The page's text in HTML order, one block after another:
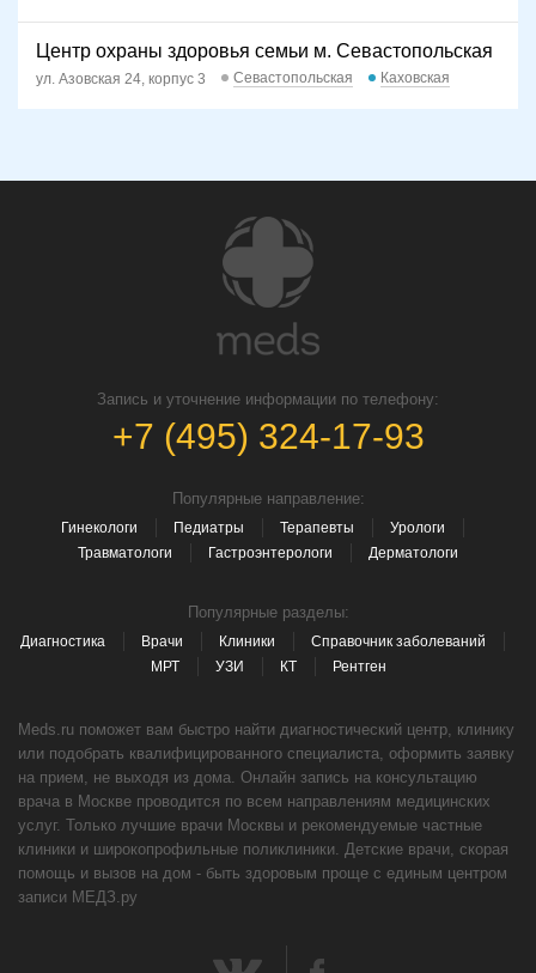
Центр охраны здоровья семьи м. Севастопольская
ул. Азовская 24, корпус 3 Севастопольская Каховская
Запись и уточнение информации по телефону:
+7 (495) 324-17-93
Популярные направление:
Гинекологи Педиатры Терапевты
Урологи
Травматологи
Гастроэнтерологи Дерматологи
Популярные разделы:
Диагностика Врачи Клиники
Справочник заболеваний
МРТ
УЗИ КТ Рентген
Meds.ru поможет вам быстро найти диагностический центр, клинику
или подобрать квалифицированного специалиста, оформить заявку
на прием, не выходя из дома. Онлайн запись на консультацию
врача в Москве проводится по всем направлениям медицинских
услуг. Только лучшие врачи Москвы и рекомендуемые частные
клиники и широкопрофильные поликлиники. Детские врачи, скорая
помощь и вызов на дом - быть здоровым проще с единым центром
записи МЕДЗ.ру